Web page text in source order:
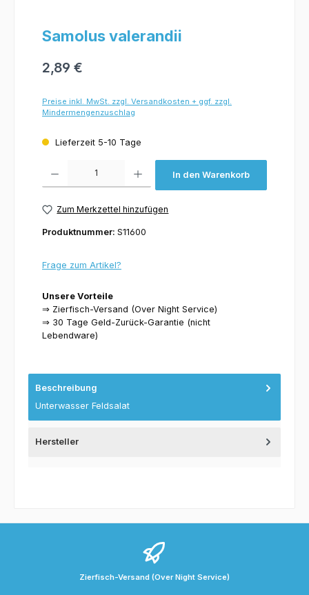
Samolus valerandii
2,89 €
Preise inkl. MwSt. zzgl. Versandkosten + ggf. zzgl.
Mindermengenzuschlag
Lieferzeit 5-10 Tage
In den Warenkorb
Zum Merkzettel hinzufügen
Produktnummer: S11600
Frage zum Artikel?
Unsere Vorteile
⇒ Zierfisch-Versand (Over Night Service)
⇒ 30 Tage Geld-Zurück-Garantie (nicht
Lebendware)
Beschreibung
Unterwasser Feldsalat
Hersteller
Zierfisch-Versand (Over Night Service)